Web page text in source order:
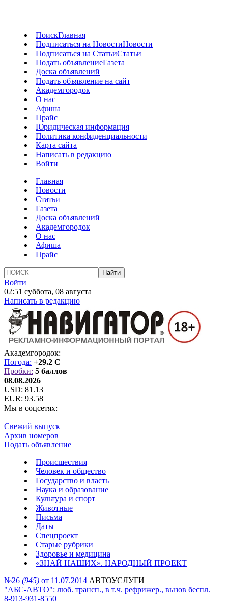
ПоискГлавная
Подписаться на НовостиНовости
Подписаться на СтатьиСтатьи
Подать объявлениеГазета
Доска объявлений
Подать объявление на сайт
Академгородок
О нас
Афиша
Прайс
Юридическая информация
Политика конфиденциальности
Карта сайта
Написать в редакцию
Войти
Главная
Новости
Статьи
Газета
Доска объявлений
Академгородок
О нас
Афиша
Прайс
Войти
02:51 суббота, 08 августа
Написать в редакцию
Академгородок:
Погода: +29.2 C
Пробки: 5 баллов
08.08.2026
USD: 81.13
EUR: 93.58
Мы в соцсетях:
Свежий выпуск
Архив номеров
Подать объявление
Происшествия
Человек и общество
Государство и власть
Наука и образование
Культура и спорт
Животные
Письма
Даты
Спецпроект
Старые рубрики
Здоровье и медицина
«ЗНАЙ НАШИХ». НАРОДНЫЙ ПРОЕКТ
№26 (945) от 11.07.2014 АВТОУСЛУГИ
"АБС-АВТО": люб. трансп., в т.ч. рефрижер., вызов беспл.
8-913-931-8550